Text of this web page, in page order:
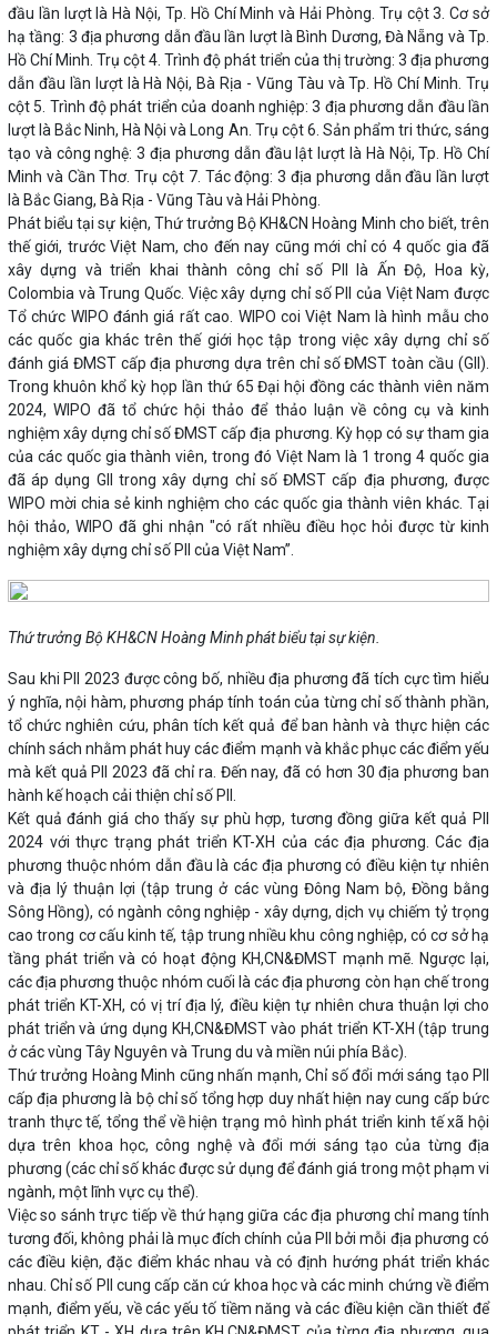
đầu lần lượt là Hà Nội, Tp. Hồ Chí Minh và Hải Phòng. Trụ cột 3. Cơ sở
hạ tầng: 3 địa phương dẫn đầu lần lượt là Bình Dương, Đà Nẵng và Tp.
Hồ Chí Minh. Trụ cột 4. Trình độ phát triển của thị trường: 3 địa phương
dẫn đầu lần lượt là Hà Nội, Bà Rịa - Vũng Tàu và Tp. Hồ Chí Minh. Trụ
cột 5. Trình độ phát triển của doanh nghiệp: 3 địa phương dẫn đầu lần
lượt là Bắc Ninh, Hà Nội và Long An. Trụ cột 6. Sản phẩm tri thức, sáng
tạo và công nghệ: 3 địa phương dẫn đầu lật lượt là Hà Nội, Tp. Hồ Chí
Minh và Cần Thơ. Trụ cột 7. Tác động: 3 địa phương dẫn đầu lần lượt
là Bắc Giang, Bà Rịa - Vũng Tàu và Hải Phòng.
Phát biểu tại sự kiện, Thứ trưởng Bộ KH&CN Hoàng Minh cho biết, trên
thế giới, trước Việt Nam, cho đến nay cũng mới chỉ có 4 quốc gia đã
xây dựng và triển khai thành công chỉ số PII là Ấn Độ, Hoa kỳ,
Colombia và Trung Quốc. Việc xây dựng chỉ số PII của Việt Nam được
Tổ chức WIPO đánh giá rất cao. WIPO coi Việt Nam là hình mẫu cho
các quốc gia khác trên thế giới học tập trong việc xây dựng chỉ số
đánh giá ĐMST cấp địa phương dựa trên chỉ số ĐMST toàn cầu (GII).
Trong khuôn khổ kỳ họp lần thứ 65 Đại hội đồng các thành viên năm
2024, WIPO đã tổ chức hội thảo để thảo luận về công cụ và kinh
nghiệm xây dựng chỉ số ĐMST cấp địa phương. Kỳ họp có sự tham gia
của các quốc gia thành viên, trong đó Việt Nam là 1 trong 4 quốc gia
đã áp dụng GII trong xây dựng chỉ số ĐMST cấp địa phương, được
WIPO mời chia sẻ kinh nghiệm cho các quốc gia thành viên khác. Tại
hội thảo, WIPO đã ghi nhận "có rất nhiều điều học hỏi được từ kinh
nghiệm xây dựng chỉ số PII của Việt Nam”.
Thứ trưởng Bộ KH&CN Hoàng Minh phát biểu tại sự kiện.
Sau khi PII 2023 được công bố, nhiều địa phương đã tích cực tìm hiểu
ý nghĩa, nội hàm, phương pháp tính toán của từng chỉ số thành phần,
tổ chức nghiên cứu, phân tích kết quả để ban hành và thực hiện các
chính sách nhằm phát huy các điểm mạnh và khắc phục các điểm yếu
mà kết quả PII 2023 đã chỉ ra. Đến nay, đã có hơn 30 địa phương ban
hành kế hoạch cải thiện chỉ số PII.
Kết quả đánh giá cho thấy sự phù hợp, tương đồng giữa kết quả PII
2024 với thực trạng phát triển KT-XH của các địa phương. Các địa
phương thuộc nhóm dẫn đầu là các địa phương có điều kiện tự nhiên
và địa lý thuận lợi (tập trung ở các vùng Đông Nam bộ, Đồng bằng
Sông Hồng), có ngành công nghiệp - xây dựng, dịch vụ chiếm tỷ trọng
cao trong cơ cấu kinh tế, tập trung nhiều khu công nghiệp, có cơ sở hạ
tầng phát triển và có hoạt động KH,CN&ĐMST mạnh mẽ. Ngược lại,
các địa phương thuộc nhóm cuối là các địa phương còn hạn chế trong
phát triển KT-XH, có vị trí địa lý, điều kiện tự nhiên chưa thuận lợi cho
phát triển và ứng dụng KH,CN&ĐMST vào phát triển KT-XH (tập trung
ở các vùng Tây Nguyên và Trung du và miền núi phía Bắc).
Thứ trưởng Hoàng Minh cũng nhấn mạnh, Chỉ số đổi mới sáng tạo PII
cấp địa phương là bộ chỉ số tổng hợp duy nhất hiện nay cung cấp bức
tranh thực tế, tổng thể về hiện trạng mô hình phát triển kinh tế xã hội
dựa trên khoa học, công nghệ và đổi mới sáng tạo của từng địa
phương (các chỉ số khác được sử dụng để đánh giá trong một phạm vi
ngành, một lĩnh vực cụ thể).
Việc so sánh trực tiếp về thứ hạng giữa các địa phương chỉ mang tính
tương đối, không phải là mục đích chính của PII bởi mỗi địa phương có
các điều kiện, đặc điểm khác nhau và có định hướng phát triển khác
nhau. Chỉ số PII cung cấp căn cứ khoa học và các minh chứng về điểm
mạnh, điểm yếu, về các yếu tố tiềm năng và các điều kiện cần thiết để